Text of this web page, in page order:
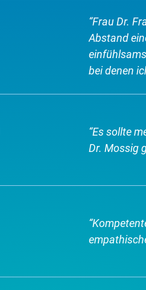
“Frau Dr.
Abstand
bei denen
“Es sollte
Dr. Mossig
“